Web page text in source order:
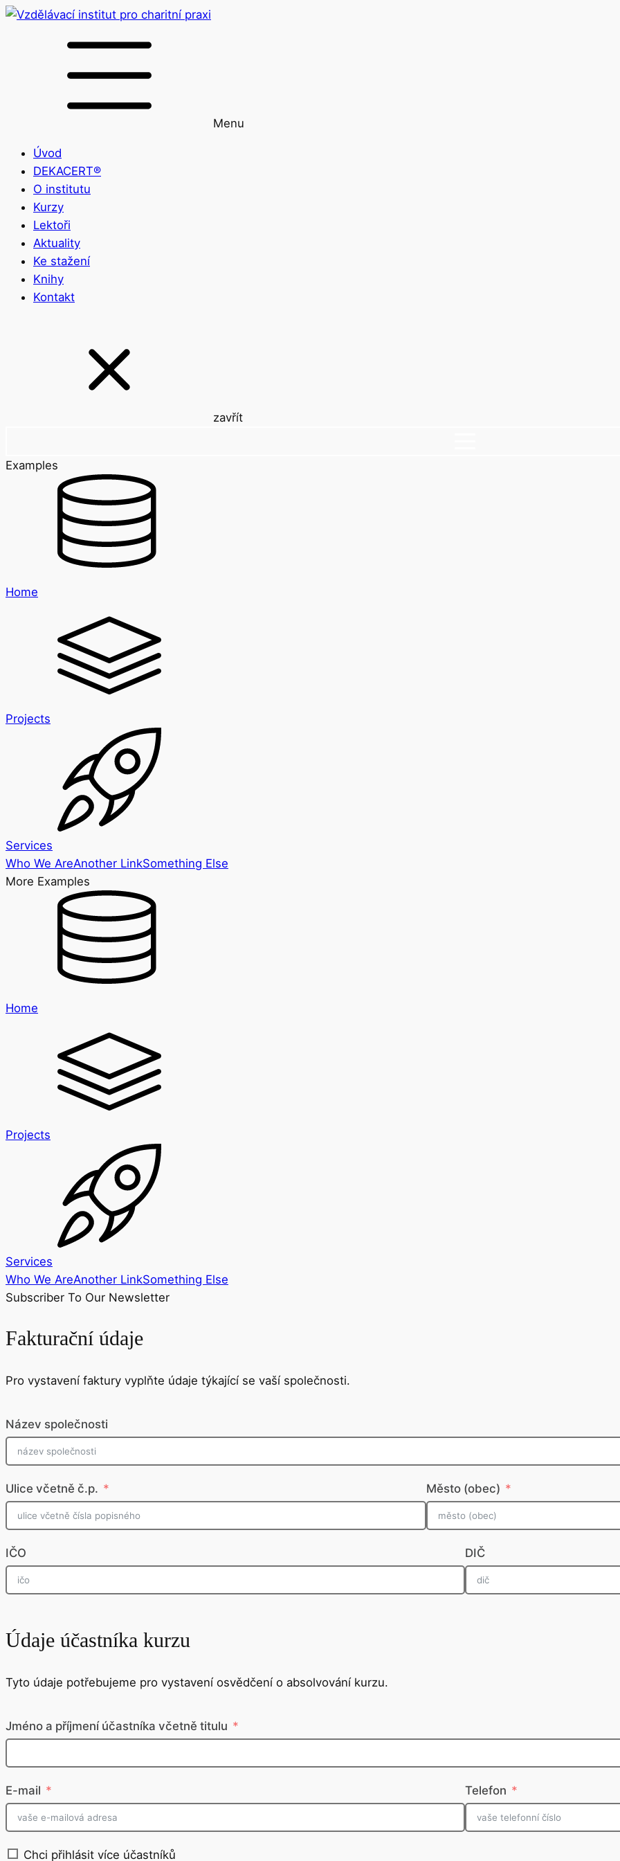
Menu
Úvod
DEKACERT®
O institutu
Kurzy
Lektoři
Aktuality
Ke stažení
Knihy
Kontakt
zavřít
Examples
Home
Projects
Services
Who We AreAnother LinkSomething Else
More Examples
Home
Projects
Services
Who We AreAnother LinkSomething Else
Subscriber To Our Newsletter
Fakturační údaje
Pro vystavení faktury vyplňte údaje týkající se vaší společnosti.
Název společnosti
Ulice včetně č.p. Město (obec)
IČO DIČ
Údaje účastníka kurzu
Tyto údaje potřebujeme pro vystavení osvědčení o absolvování kurzu.
Jméno a příjmení účastníka včetně titulu
E-mail Telefon
Chci přihlásit více účastníků